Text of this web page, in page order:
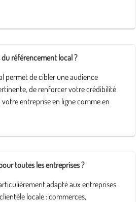
du référencement local ?
permet de cibler une audience
de renforcer votre crédibilité
votre entreprise en ligne comme en
toutes les entreprises ?
adapté aux entreprises
locale : commerces,